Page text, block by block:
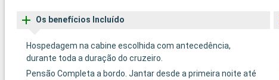
Os benefícios Incluído
Hospedagem na cabine escolhida com antecedência,
durante toda a duração do cruzeiro.
Pensão Completa a bordo. Jantar desde a primeira noite até